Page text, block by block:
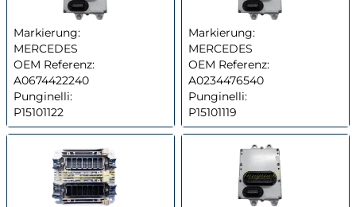
Markierung:
MERCEDES
OEM Referenz:
A0674422240
Punginelli:
P15101122
Markierung:
MERCEDES
OEM Referenz:
A0234476540
Punginelli:
P15101119